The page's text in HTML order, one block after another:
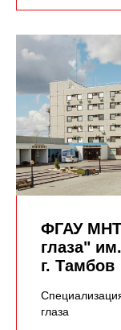
ФГАУ
глаза"
г. Тамбов
глаза